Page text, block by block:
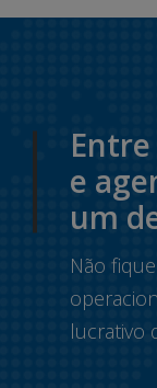
e
um
Não
lucrativo